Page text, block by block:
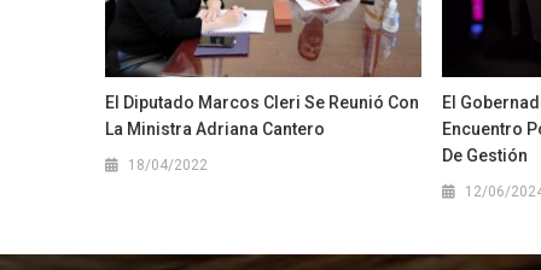
El Diputado Marcos Cleri Se Reunió Con
La Ministra Adriana Cantero
18/04/2022
El
Encuentro
De Gestión
12/06/